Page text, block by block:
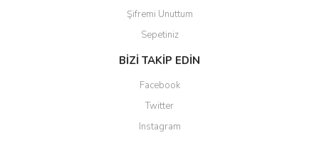
Şifremi Unuttum
Sepetiniz
BİZİ TAKİP EDİN
Facebook
Twitter
Instagram